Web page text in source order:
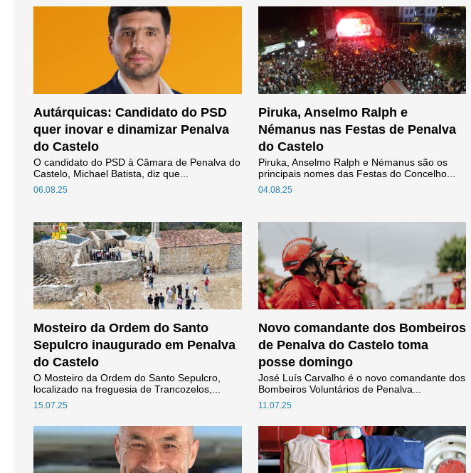
Autárquicas: Candidato do PSD
quer inovar e dinamizar Penalva
do Castelo
06.08.25
O candidato do PSD à Câmara de Penalva do
Castelo, Michael Batista, diz que...
Piruka, Anselmo Ralph e
Némanus nas Festas de Penalva
do Castelo
04.08.25
Piruka, Anselmo Ralph e Némanus são os
principais nomes das Festas do Concelho...
Mosteiro da Ordem do Santo
Sepulcro inaugurado em Penalva
do Castelo
15.07.25
O Mosteiro da Ordem do Santo Sepulcro,
localizado na freguesia de Trancozelos,...
Novo comandante dos Bombeiros
de Penalva do Castelo toma
posse domingo
11.07.25
José Luís Carvalho é o novo comandante dos
Bombeiros Voluntários de Penalva...